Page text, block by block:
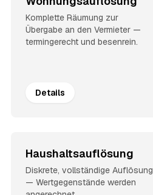
Komplette Räumung zur
Übergabe an den Vermieter —
termingerecht und besenrein.
Details
Haushaltsauflösung
Diskrete, vollständige Auflösung
— Wertgegenstände werden